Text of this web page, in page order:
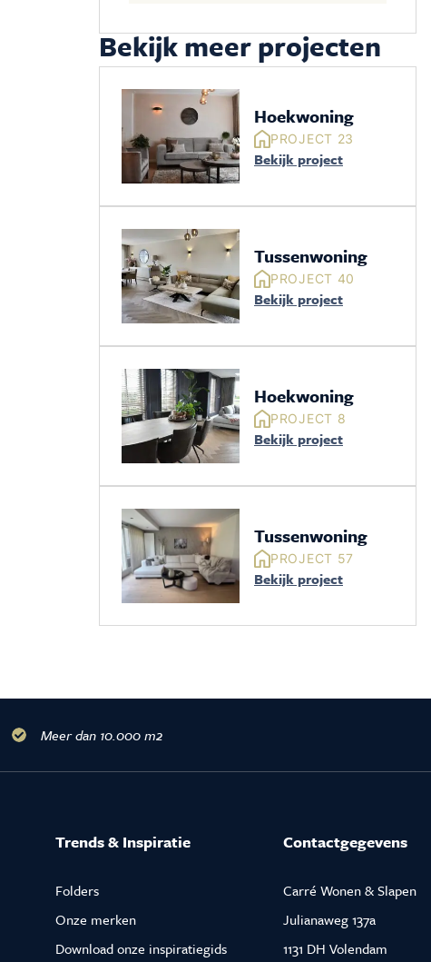
Bekijk meer projecten
Hoekwoning
PROJECT 23
Bekijk project
Tussenwoning
PROJECT 40
Bekijk project
Hoekwoning
PROJECT 8
Bekijk project
Tussenwoning
PROJECT 57
Bekijk project
Meer dan 10.000 m2
Trends & Inspiratie
Folders
Onze merken
Download onze inspiratiegids
Contactgegevens
Carré Wonen & Slapen
Julianaweg 137a
1131 DH Volendam